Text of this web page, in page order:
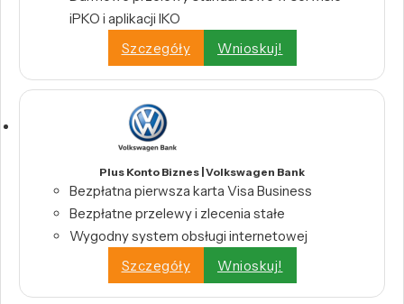
iPKO i aplikacji IKO
Szczegóły
Wnioskuj!
Plus Konto Biznes | Volkswagen Bank
Bezpłatna pierwsza karta Visa Business
Bezpłatne przelewy i zlecenia stałe
Wygodny system obsługi internetowej
Szczegóły
Wnioskuj!